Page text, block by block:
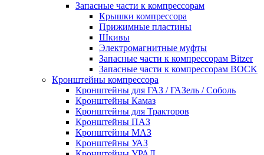
Запасные части к компрессорам
Крышки компрессора
Прижимные пластины
Шкивы
Электромагнитные муфты
Запасные части к компрессорам Bitzer
Запасные части к компрессорам BOCK
Кронштейны компрессора
Кронштейны для ГАЗ / ГАЗель / Соболь
Кронштейны Камаз
Кронштейны для Тракторов
Кронштейны ПАЗ
Кронштейны МАЗ
Кронштейны УАЗ